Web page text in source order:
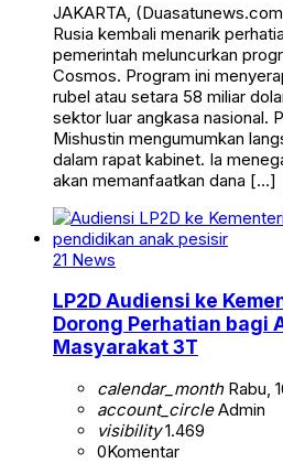
JAKARTA,
Rusia kembali menarik
pemerintah meluncurkan
Cosmos. Program ini
rubel atau setara 58 miliar
sektor luar angkasa nasional.
Mishustin mengumumkan
dalam rapat kabinet. Ia
akan memanfaatkan dana […]
21 News
LP2D Audiensi ke
Dorong Perhatian bagi
Masyarakat 3T
calendar_monthRabu,
account_circleAdmin
visibility1.469
0Komentar